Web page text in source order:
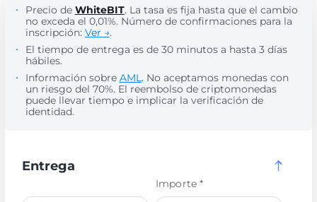
Precio de WhiteBIT. La tasa es fija hasta que el cambio
no exceda el 0,01%. Número de confirmaciones para la
inscripción: Ver →.
El tiempo de entrega es de 30 minutos a hasta 3 días
hábiles.
Información sobre AML. No aceptamos monedas con
un riesgo del 70%. El reembolso de criptomonedas
puede llevar tiempo e implicar la verificación de
identidad.
Entrega
Importe *